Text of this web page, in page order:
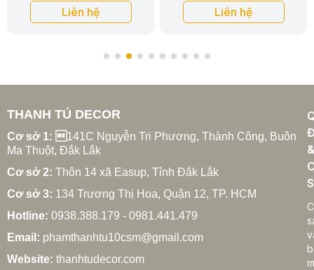
Liên hệ Liên hệ
THANH TÚ DECOR
Cơ sở 1: 141C Nguyễn Tri Phương, Thành Công, Buôn
Ma Thuột, Đắk Lắk
Cơ sở 2: Thôn 14 xã Easup, Tỉnh Đắk Lắk
Cơ sở 3: 134 Trương Thị Hoa, Quận 12, TP. HCM
Hotline: 0938.388.179 - 0981.441.479
Email: phamthanhtu10csm@gmail.com
Website: thanhtudecor.com
&